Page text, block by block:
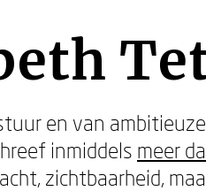
en van
inmiddels meer
zichtbaarheid,